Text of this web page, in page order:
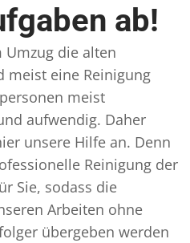
ab!
die alten
meist eine Reinigung
meist
aufwendig. Daher
unsere Hilfe an. Denn
Reinigung der
Sie, sodass die
Arbeiten ohne
übergeben werden